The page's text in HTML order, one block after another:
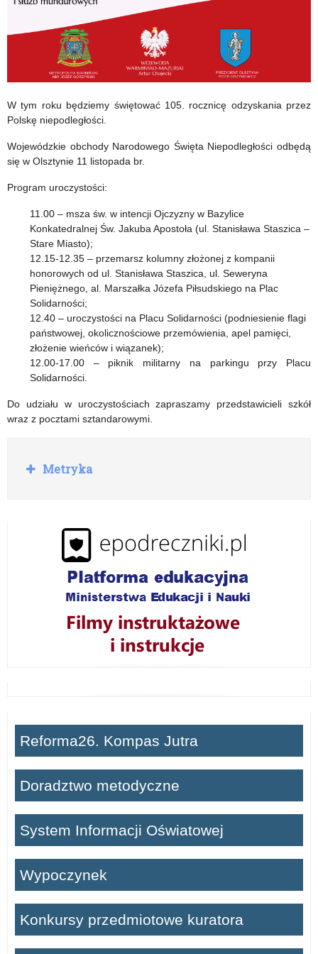
W tym roku będziemy świętować 105. rocznicę odzyskania przez
Polskę niepodległości.
Wojewódzkie obchody Narodowego Święta Niepodległości odbędą
się w Olsztynie 11 listopada br.
Program uroczystości:
11.00 – msza św. w intencji Ojczyzny w Bazylice
Konkatedralnej Św. Jakuba Apostoła (ul. Stanisława Staszica –
Stare Miasto);
12.15-12.35 – przemarsz kolumny złożonej z kompanii
honorowych od ul. Stanisława Staszica, ul. Seweryna
Pieniężnego, al. Marszałka Józefa Piłsudskiego na Plac
Solidarności;
12.40 – uroczystości na Placu Solidarności (podniesienie flagi
państwowej, okolicznościowe przemówienia, apel pamięci,
złożenie wieńców i wiązanek);
12.00-17.00 – piknik militarny na parkingu przy Placu
Solidarności.
Do udziału w uroczystościach zapraszamy przedstawicieli szkół
wraz z pocztami sztandarowymi.
R
o
Metryka
Reforma26. Kompas Jutra
Doradztwo metodyczne
System Informacji Oświatowej
Wypoczynek
Konkursy przedmiotowe kuratora